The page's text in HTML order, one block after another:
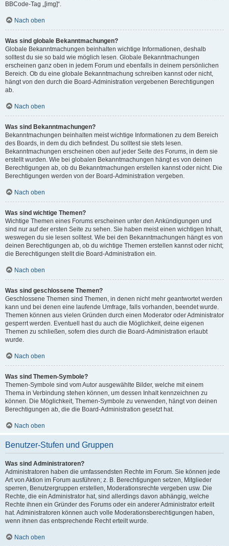
BBCode-Tag „[img]“.
Nach oben
Was sind globale Bekanntmachungen?
Globale Bekanntmachungen beinhalten wichtige Informationen, deshalb
solltest du sie so bald wie möglich lesen. Globale Bekanntmachungen
erscheinen ganz oben in jedem Forum und ebenfalls in deinem persönlichen
Bereich. Ob du eine globale Bekanntmachung schreiben kannst oder nicht,
hängt von den durch die Board-Administration vergebenen Berechtigungen
ab.
Nach oben
Was sind Bekanntmachungen?
Bekanntmachungen beinhalten meist wichtige Informationen zu dem Bereich
des Boards, in dem du dich befindest. Du solltest sie stets lesen.
Bekanntmachungen erscheinen oben auf jeder Seite des Forums, in dem sie
erstellt wurden. Wie bei globalen Bekanntmachungen hängt es von deinen
Berechtigungen ab, ob du Bekanntmachungen erstellen kannst oder nicht. Die
Berechtigungen werden von der Board-Administration vergeben.
Nach oben
Was sind wichtige Themen?
Wichtige Themen eines Forums erscheinen unter den Ankündigungen und
sind nur auf der ersten Seite zu sehen. Sie haben meist einen wichtigen Inhalt,
weswegen du sie lesen solltest. Wie bei den Bekanntmachungen hängt es von
deinen Berechtigungen ab, ob du wichtige Themen erstellen kannst oder nicht;
die Berechtigungen stellt die Board-Administration ein.
Nach oben
Was sind geschlossene Themen?
Geschlossene Themen sind Themen, in denen nicht mehr geantwortet werden
kann und bei denen eine laufende Umfrage, falls vorhanden, beendet wurde.
Themen können aus vielen Gründen durch einen Moderator oder Administrator
gesperrt werden. Eventuell hast du auch die Möglichkeit, deine eigenen
Themen zu schließen, sofern dies durch die Board-Administration erlaubt
wurde.
Nach oben
Was sind Themen-Symbole?
Themen-Symbole sind vom Autor ausgewählte Bilder, welche mit einem
Thema in Verbindung stehen können, um dessen Inhalt kennzeichnen zu
können. Die Möglichkeit, Themen-Symbole zu verwenden, hängt von deinen
Berechtigungen ab, die die Board-Administration gesetzt hat.
Nach oben
Benutzer-Stufen und Gruppen
Was sind Administratoren?
Administratoren haben die umfassendsten Rechte im Forum. Sie können jede
Art von Aktion im Forum ausführen; z. B. Berechtigungen setzen, Mitglieder
sperren, Benutzergruppen erstellen, Moderationsrechte vergeben usw. Die
Rechte, die ein Administrator hat, sind allerdings davon abhängig, welche
Rechte ihnen ein Gründer des Forums oder ein anderer Administrator erteilt
hat. Administratoren können auch volle Moderationsberechtigungen haben,
wenn ihnen das entsprechende Recht erteilt wurde.
Nach oben